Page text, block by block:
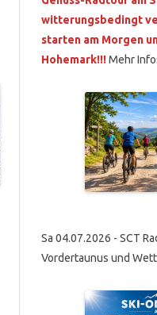
witterungsbedingt
starten am Morgen
Hohemark!!!Mehr
Sa 04.07.2026 - SCT
Vordertaunus und